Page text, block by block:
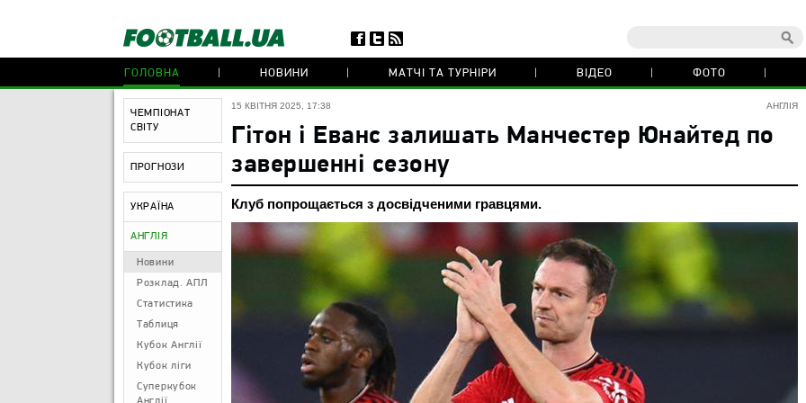
ГОЛОВНА НОВИНИ МАТЧІ ТА ТУРНІРИ ВІДЕО ФОТО
ЧЕМПІОНАТ
СВІТУ
ПРОГНОЗИ
УКРАЇНА
АНГЛІЯ
Новини
Розклад. АПЛ
Статистика
Таблиця
Кубок Англії
Кубок ліги
Суперкубок
АНГЛІЯ
15 КВІТНЯ 2025, 17:38
Гітон і Еванс залишать Манчестер Юнайтед по
завершенні сезону
Клуб попрощається з досвідченими гравцями.